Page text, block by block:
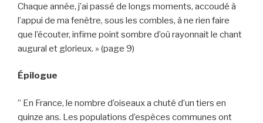
Chaque année, j’ai passé de longs moments, accoudé à
l’appui de ma fenêtre, sous les combles, à ne rien faire
que l’écouter, infime point sombre d’où rayonnait le chant
augural et glorieux. » (page 9)
Épilogue
” En France, le nombre d’oiseaux a chuté d’un tiers en
quinze ans. Les populations d’espèces communes ont